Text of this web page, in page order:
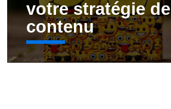
votre stratégie de
contenu